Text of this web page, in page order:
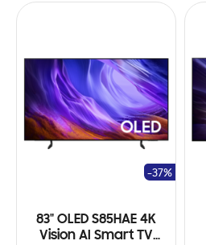
83" OLED S85HAE 4K
Vision AI Smart TV
-37%